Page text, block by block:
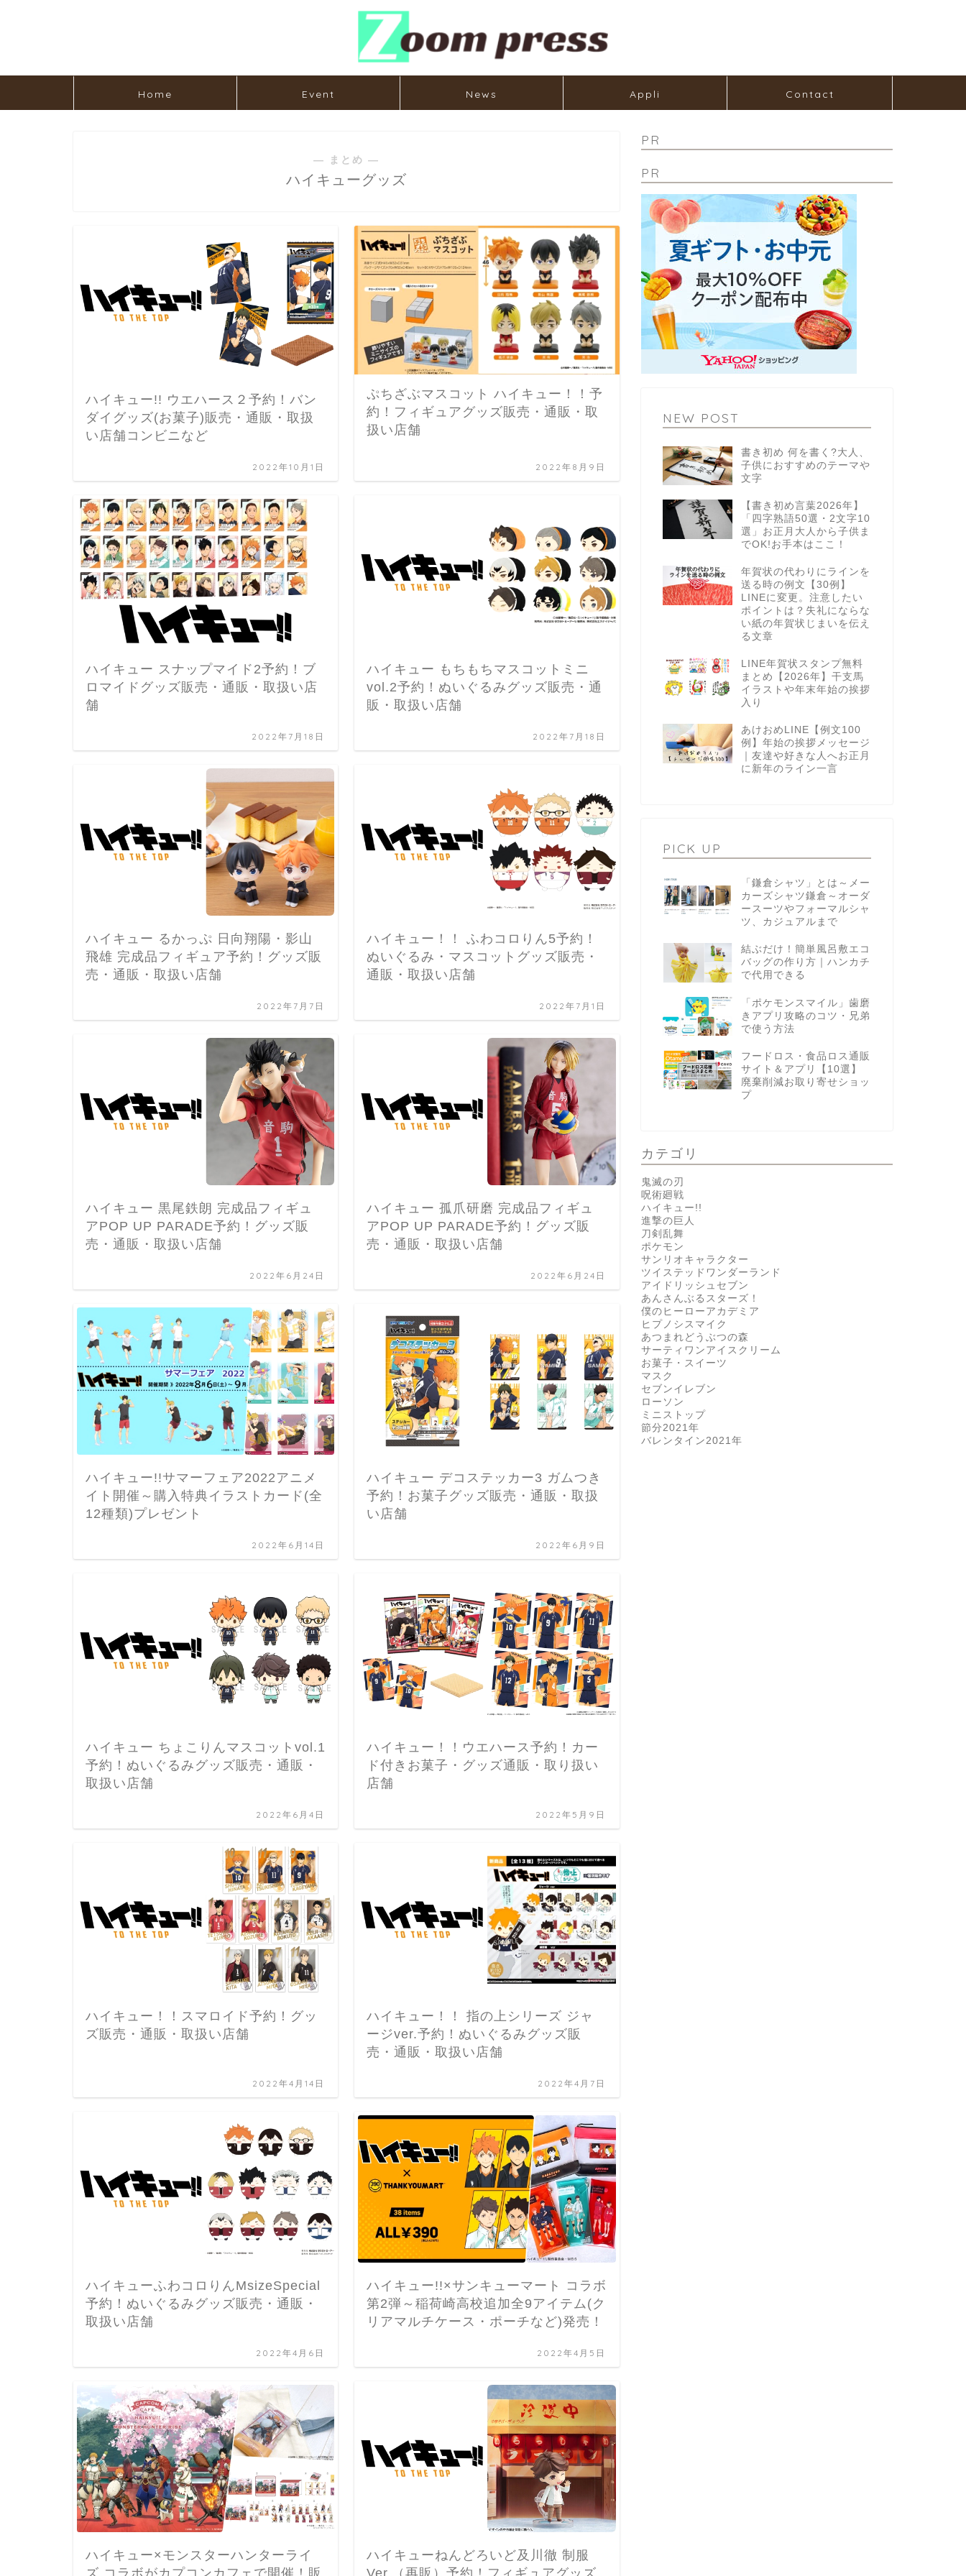
Home Event News Appli Contact
― まとめ ―
ハイキューグッズ
ハイキュー!! ウエハース２予約！バン
ダイグッズ(お菓子)販売・通販・取扱
い店舗コンビニなど
2022年10月1日
ぷちざぶマスコット ハイキュー！！予
約！フィギュアグッズ販売・通販・取
扱い店舗
2022年8月9日
ハイキュー スナップマイド2予約！ブ
ロマイドグッズ販売・通販・取扱い店
舗
2022年7月18日
ハイキュー もちもちマスコットミニ
vol.2予約！ぬいぐるみグッズ販売・通
販・取扱い店舗
2022年7月18日
ハイキュー るかっぷ 日向翔陽・影山
飛雄 完成品フィギュア予約！グッズ販
売・通販・取扱い店舗
2022年7月7日
ハイキュー！！ ふわコロりん5予約！
ぬいぐるみ・マスコットグッズ販売・
通販・取扱い店舗
2022年7月1日
ハイキュー 黒尾鉄朗 完成品フィギュ
アPOP UP PARADE予約！グッズ販
売・通販・取扱い店舗
2022年6月24日
ハイキュー 孤爪研磨 完成品フィギュ
アPOP UP PARADE予約！グッズ販
売・通販・取扱い店舗
2022年6月24日
ハイキュー!!サマーフェア2022アニメ
イト開催～購入特典イラストカード(全
12種類)プレゼント
2022年6月14日
ハイキュー デコステッカー3 ガムつき
予約！お菓子グッズ販売・通販・取扱
い店舗
2022年6月9日
ハイキュー ちょこりんマスコットvol.1
予約！ぬいぐるみグッズ販売・通販・
取扱い店舗
2022年6月4日
ハイキュー！！ウエハース予約！カー
ド付きお菓子・グッズ通販・取り扱い
店舗
2022年5月9日
ハイキュー！！スマロイド予約！グッ
ズ販売・通販・取扱い店舗
2022年4月14日
ハイキュー！！ 指の上シリーズ ジャ
ージver.予約！ぬいぐるみグッズ販
売・通販・取扱い店舗
2022年4月7日
ハイキューふわコロりんMsizeSpecial
予約！ぬいぐるみグッズ販売・通販・
取扱い店舗
2022年4月6日
ハイキュー!!×サンキューマート コラボ
第2弾～稲荷崎高校追加全9アイテム(ク
リアマルチケース・ポーチなど)発売！
2022年4月5日
ハイキュー×モンスターハンターライ
ハイキューねんどろいど及川徹 制服
PR
PR
NEW POST
書き初め 何を書く?大人、
子供におすすめのテーマや
文字
【書き初め言葉2026年】
「四字熟語50選・2文字10
選」お正月大人から子供ま
でOK!お手本はここ！
年賀状の代わりにラインを
送る時の例文【30例】
LINEに変更。注意したい
ポイントは？失礼にならな
い紙の年賀状じまいを伝え
る文章
LINE年賀状スタンプ無料
まとめ【2026年】干支馬
イラストや年末年始の挨拶
入り
あけおめLINE【例文100
例】年始の挨拶メッセージ
｜友達や好きな人へお正月
に新年のライン一言
PICK UP
「鎌倉シャツ」とは～メー
カーズシャツ鎌倉～オーダ
ースーツやフォーマルシャ
ツ、カジュアルまで
結ぶだけ！簡単風呂敷エコ
バッグの作り方｜ハンカチ
で代用できる
「ポケモンスマイル」歯磨
きアプリ攻略のコツ・兄弟
で使う方法
フードロス・食品ロス通販
サイト＆アプリ【10選】
廃棄削減お取り寄せショッ
プ
カテゴリ
鬼滅の刃
呪術廻戦
ハイキュー!!
進撃の巨人
刀剣乱舞
ポケモン
サンリオキャラクター
ツイステッドワンダーランド
アイドリッシュセブン
あんさんぶるスターズ！
僕のヒーローアカデミア
ヒプノシスマイク
あつまれどうぶつの森
サーティワンアイスクリーム
お菓子・スイーツ
マスク
セブンイレブン
ローソン
ミニストップ
節分2021年
バレンタイン2021年